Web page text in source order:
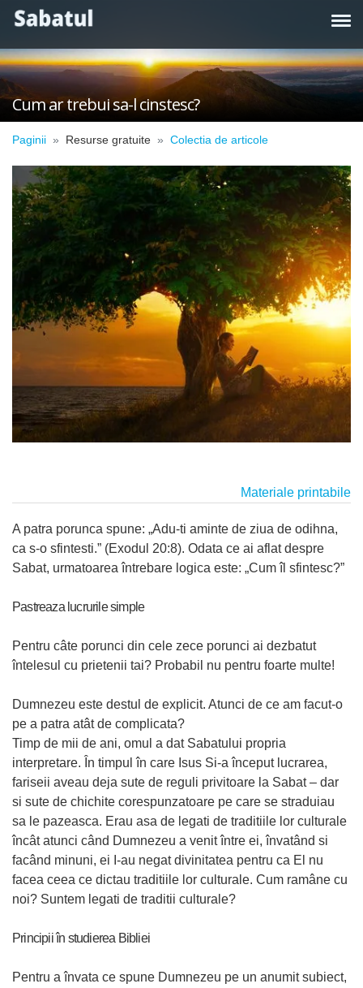
Cum ar trebui sa-l cinstesc?
Paginii Resurse gratuite Colectia de articole
Materiale printabile
A patra porunca spune: „Adu-ti aminte de ziua de odihna,
ca s-o sfintesti.” (Exodul 20:8). Odata ce ai aflat despre
Sabat, urmatoarea întrebare logica este: „Cum îl sfintesc?”
Pastreaza lucrurile simple
Pentru câte porunci din cele zece porunci ai dezbatut
întelesul cu prietenii tai? Probabil nu pentru foarte multe!
Dumnezeu este destul de explicit. Atunci de ce am facut-o
pe a patra atât de complicata?
Timp de mii de ani, omul a dat Sabatului propria
interpretare. În timpul în care Isus Si-a început lucrarea,
fariseii aveau deja sute de reguli privitoare la Sabat – dar
si sute de chichite corespunzatoare pe care se straduiau
sa le pazeasca. Erau asa de legati de traditiile lor culturale
încât atunci când Dumnezeu a venit între ei, învatând si
facând minuni, ei I-au negat divinitatea pentru ca El nu
facea ceea ce dictau traditiile lor culturale. Cum ramâne cu
noi? Suntem legati de traditii culturale?
Principii în studierea Bibliei
Pentru a învata ce spune Dumnezeu pe un anumit subiect,